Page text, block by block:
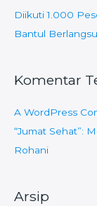
Diikuti 1.000
Bantul
Komentar
A WordPress
“Jumat Sehat”:
Rohani
Arsip